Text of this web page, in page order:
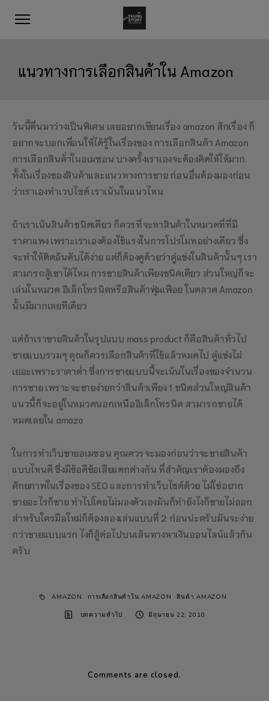
แนวทางการเลือกสินค้าใน Amazon
วันนี้ตื่นมาว่างเป็นพิเศษ เลยอยากเขียนเรื่อง amazon สักเรื่อง ก็
อยากจะบอกเพื่อนให้ได้รู้ในเรื่องของ การเลือกสินค้า Amazon
การเลือกสินค้่าในอเมซอน บางครั้งเราเองจะต้องคิดให้ให้มาก
ทั้งในเรื่องของสินค้าและแนวทางการขาย ก่อนอื่นต้องมองก่อน
ว่าเราเองทำเวปไซต์ เราเน้นในแนวไหน
ถ้าเราเน้นสินค้าชนิดเดียว ก็ควรที่จะหาสินค้าในหมวดที่ที่มี
ราคาแพง เพราะเราเองต้องใช้แรงในการโปรโมทอย่างเดียว ซึ่ง
จะทำให้ติดอันดับได้ง่าย แต่ก็ต้องดูด้วยว่าคู่แข่งในสินค้านั้นๆ เรา
สามารถสู้เขาได้ไหม การขายสินค้าเพียงชนิดเดียว ส่วนใหญ่ก็จะ
เล่นในหมวด อิเล็กโทรนิคหรือสินค้าฟุ่มเฟือย ในตลาด Amazon
นั้นมีมากเลยทีเดียว
แต่ถ้าเราขายสินค้าในรุปแบบ mass product ก็คือสินค้าทั่วไป
ขายแบบรวมๆ คุณก็ควรเลือกสินค้าที่ใช้แล้วหมดไป คู่แข่งไม่
เยอะเพราะราคาต่ำ ซึ่งการขายแบบนี้จะเน้นในเรื่องของจำนวน
การขาย เพราะจะขายง่ายกว่าสินค้าเพียง 1 ชนิดส่วนใหญ่สินค้า
แนวนี้ก็จะอยู่ในหมวดนอกเหนืออิเล็กโทรนิค สามารถขายได้
หมดเลยใน amazo
ในการทำเว็บขายอเมซอน คุณควรจะมองก่อนว่าจะขายสินค้า
แบบไหนดี ซึ่งมีข้อดีข้อเสียแตกต่างกัน ที่สำคัญเราต้องมองถึง
ศักยภาพในเรื่องของ SEO และการทำเว็บไซต์ด้วย ไม่ใช่อยาก
ขายอะไรก็ขาย ทำไปโดยไม่มองตัวเองมันก็ทำยังไงก็ขายไม่ออก
สำหรับใครมือใหม่ก็ต้องลองเล่นแบบที่ 2 ก่อนน่ะครับมันจะง่าย
กว่าขายแบบแรก ไงก็สู้ต่อไปบนเส้นทางหาเงินออนไลน์แล้วกัน
ครับ
AMAZON การเลือกสินค้าใน AMAZON สินค้า AMAZON
บทความทั่วไป มิถุนายน 22, 2010
Comments are closed.